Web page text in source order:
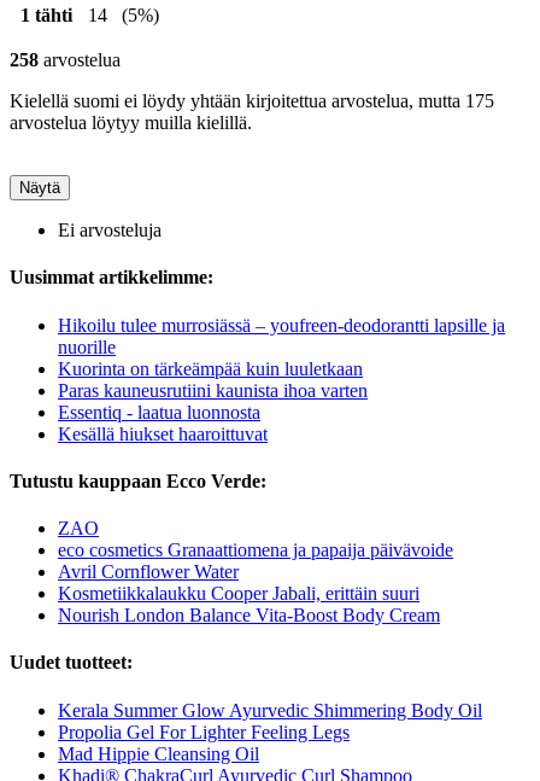
1 tähti
14 (5%)
258 arvostelua
Kielellä suomi ei löydy yhtään kirjoitettua arvostelua, mutta 175
arvostelua löytyy muilla kielillä.
Näytä
Ei arvosteluja
Uusimmat artikkelimme:
Hikoilu tulee murrosiässä – youfreen-deodorantti lapsille ja
nuorille
Kuorinta on tärkeämpää kuin luuletkaan
Paras kauneusrutiini kaunista ihoa varten
Essentiq - laatua luonnosta
Kesällä hiukset haaroittuvat
Tutustu kauppaan Ecco Verde:
ZAO
eco cosmetics Granaattiomena ja papaija päivävoide
Avril Cornflower Water
Kosmetiikkalaukku Cooper Jabali, erittäin suuri
Nourish London Balance Vita-Boost Body Cream
Uudet tuotteet:
Kerala Summer Glow Ayurvedic Shimmering Body Oil
Propolia Gel For Lighter Feeling Legs
Mad Hippie Cleansing Oil
Khadi® ChakraCurl Ayurvedic Curl Shampoo